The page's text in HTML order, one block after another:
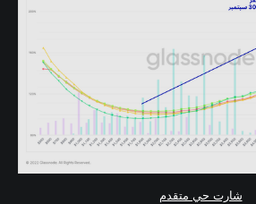
شارت حي متقدم